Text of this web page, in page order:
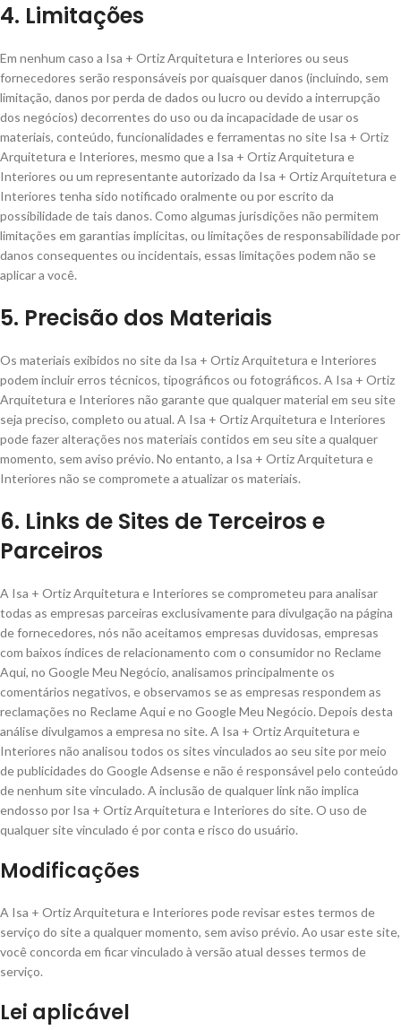
4. Limitações
Em nenhum caso a Isa + Ortiz Arquitetura e Interiores ou seus
fornecedores serão responsáveis ​​por quaisquer danos (incluindo, sem
limitação, danos por perda de dados ou lucro ou devido a interrupção
dos negócios) decorrentes do uso ou da incapacidade de usar os
materiais, conteúdo, funcionalidades e ferramentas no site Isa + Ortiz
Arquitetura e Interiores, mesmo que a Isa + Ortiz Arquitetura e
Interiores ou um representante autorizado da Isa + Ortiz Arquitetura e
Interiores tenha sido notificado oralmente ou por escrito da
possibilidade de tais danos. Como algumas jurisdições não permitem
limitações em garantias implícitas, ou limitações de responsabilidade por
danos consequentes ou incidentais, essas limitações podem não se
aplicar a você.
5. Precisão dos Materiais
Os materiais exibidos no site da Isa + Ortiz Arquitetura e Interiores
podem incluir erros técnicos, tipográficos ou fotográficos. A Isa + Ortiz
Arquitetura e Interiores não garante que qualquer material em seu site
seja preciso, completo ou atual. A Isa + Ortiz Arquitetura e Interiores
pode fazer alterações nos materiais contidos em seu site a qualquer
momento, sem aviso prévio. No entanto, a Isa + Ortiz Arquitetura e
Interiores não se compromete a atualizar os materiais.
6. Links de Sites de Terceiros e
Parceiros
A Isa + Ortiz Arquitetura e Interiores se comprometeu para analisar
todas as empresas parceiras exclusivamente para divulgação na página
de fornecedores, nós não aceitamos empresas duvidosas, empresas
com baixos índices de relacionamento com o consumidor no Reclame
Aqui, no Google Meu Negócio, analisamos principalmente os
comentários negativos, e observamos se as empresas respondem as
reclamações no Reclame Aqui e no Google Meu Negócio. Depois desta
análise divulgamos a empresa no site. A Isa + Ortiz Arquitetura e
Interiores não analisou todos os sites vinculados ao seu site por meio
de publicidades do Google Adsense e não é responsável pelo conteúdo
de nenhum site vinculado. A inclusão de qualquer link não implica
endosso por Isa + Ortiz Arquitetura e Interiores do site. O uso de
qualquer site vinculado é por conta e risco do usuário.
Modificações
A Isa + Ortiz Arquitetura e Interiores pode revisar estes termos de
serviço do site a qualquer momento, sem aviso prévio. Ao usar este site,
você concorda em ficar vinculado à versão atual desses termos de
serviço.
Lei aplicável